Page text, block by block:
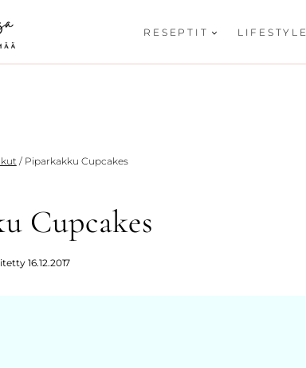
RESEPTIT LIFESTYLE
/ Piparkakku Cupcakes
Cupcakes
16.12.2017